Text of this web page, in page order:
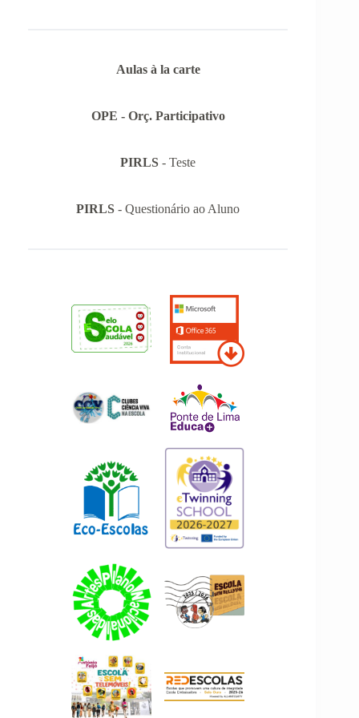
Aulas à la carte
OPE - Orç. Participativo
PIRLS - Teste
PIRLS - Questionário ao Aluno